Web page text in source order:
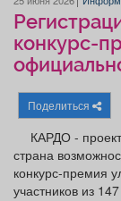
Работа
Афиша
конкурс-
Поделиться
КАРДО -
страна
конкурс-премия
участников из